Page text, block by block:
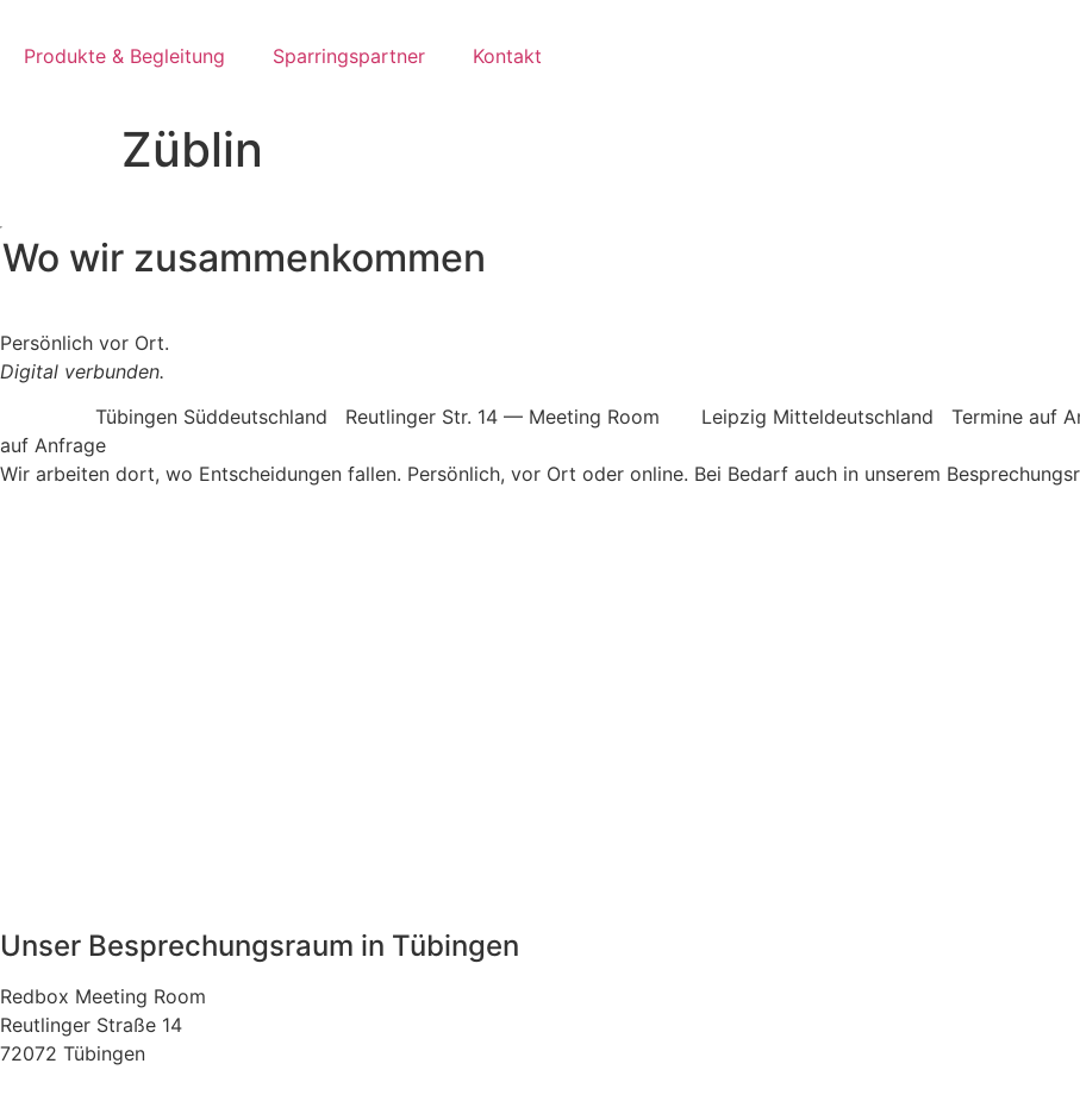
Produkte & Begleitung Sparringspartner Kontakt
Züblin
Wo wir zusammenkommen
Persönlich vor Ort.
Digital verbunden.
Tübingen Süddeutschland Reutlinger Str. 14 — Meeting Room Leipzig Mitteldeutschland Termine auf
auf Anfrage
Wir arbeiten dort, wo Entscheidungen fallen. Persönlich, vor Ort oder online. Bei Bedarf auch in unserem
Unser Besprechungsraum in Tübingen
Redbox Meeting Room
Reutlinger Straße 14
72072 Tübingen